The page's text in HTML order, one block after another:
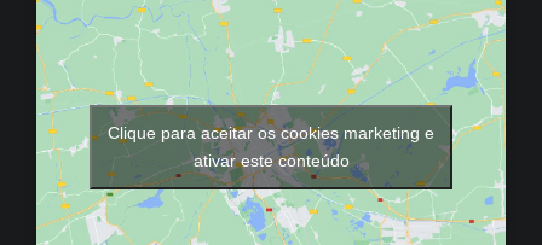
Clique para aceitar os cookies marketing e
ativar este conteúdo